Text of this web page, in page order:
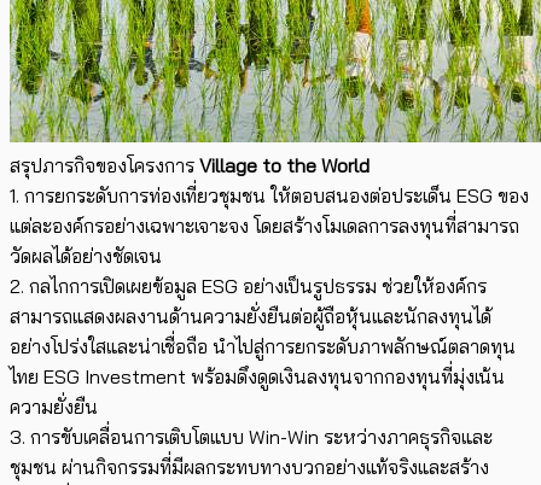
สรุปภารกิจของโครงการ Village to the World
1. การยกระดับการท่องเที่ยวชุมชน ให้ตอบสนองต่อประเด็น ESG ของ
แต่ละองค์กรอย่างเฉพาะเจาะจง โดยสร้างโมเดลการลงทุนที่สามารถ
วัดผลได้อย่างชัดเจน
2. กลไกการเปิดเผยข้อมูล ESG อย่างเป็นรูปธรรม ช่วยให้องค์กร
สามารถแสดงผลงานด้านความยั่งยืนต่อผู้ถือหุ้นและนักลงทุนได้
อย่างโปร่งใสและน่าเชื่อถือ นำไปสู่การยกระดับภาพลักษณ์ตลาดทุน
ไทย ESG Investment พร้อมดึงดูดเงินลงทุนจากกองทุนที่มุ่งเน้น
ความยั่งยืน
3. การขับเคลื่อนการเติบโตแบบ Win-Win ระหว่างภาคธุรกิจและ
ชุมชน ผ่านกิจกรรมที่มีผลกระทบทางบวกอย่างแท้จริงและสร้าง